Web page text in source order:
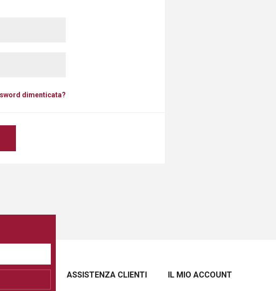
dimenticata?
ASSISTENZA CLIENTI IL MIO ACCOUNT